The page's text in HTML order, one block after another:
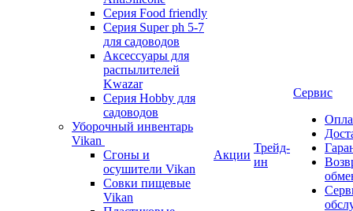
Серия Food friendly
Серия Super ph 5-7
для садоводов
Аксессуары для
распылителей
Kwazar
Серия Hobby для
садоводов
Уборочный инвентарь
Vikan
Сгоны и
осушители Vikan
Совки пищевые
Vikan
Акции
Трейд-
ин
Сервис